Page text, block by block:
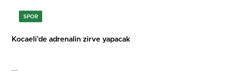
SPOR
Kocaeli’de adrenalin zirve yapacak